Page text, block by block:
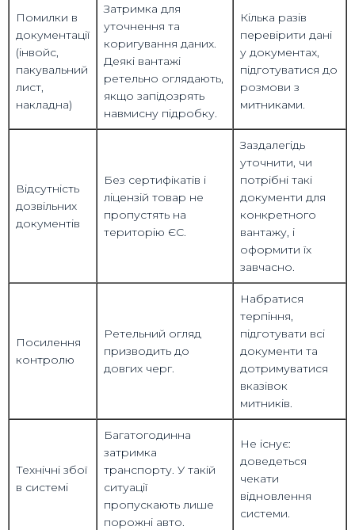
Помилки в
документації
(інвойс,
пакувальний
лист,
накладна)
Затримка для
уточнення та
коригування даних.
Деякі вантажі
ретельно оглядають,
якщо запідозрять
навмисну підробку.
Кілька разів
перевірити дані
у документах,
підготуватися до
розмови з
митниками.
Відсутність
дозвільних
документів
Без сертифікатів і
ліцензій товар не
пропустять на
територію ЄС.
Заздалегідь
уточнити, чи
потрібні такі
документи для
конкретного
вантажу, і
оформити їх
завчасно.
Посилення
контролю
Ретельний огляд
призводить до
довгих черг.
Набратися
терпіння,
підготувати всі
документи та
дотримуватися
вказівок
митників.
Технічні збої
в системі
Багатогодинна
затримка
транспорту. У такій
ситуації
пропускають лише
порожні авто.
Не існує:
доведеться
чекати
відновлення
системи.